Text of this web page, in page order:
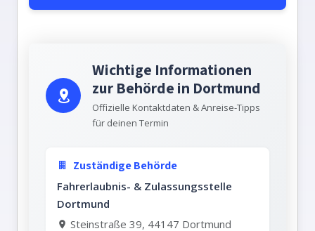
Wichtige Informationen
zur Behörde in Dortmund
Offizielle Kontaktdaten & Anreise-Tipps
für deinen Termin
Zuständige Behörde
Fahrerlaubnis- & Zulassungsstelle
Dortmund
Steinstraße 39, 44147 Dortmund